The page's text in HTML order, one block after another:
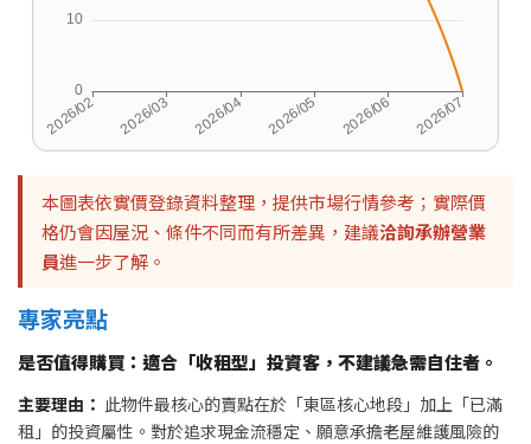
本圖表依實價登錄資料整理，提供市場行情參考；實際價
格仍會因屋況、條件不同而有所差異，建議洽詢承辦營業
員進一步了解。
專家亮點
是否值得購買：適合「收租型」投資客，不建議急需自住者。
主要理由： 此物件最核心的賣點在於「東區核心地段」加上「已滿
租」的投資屬性。對於追求現金流穩定、願意承擔老屋維護風險的